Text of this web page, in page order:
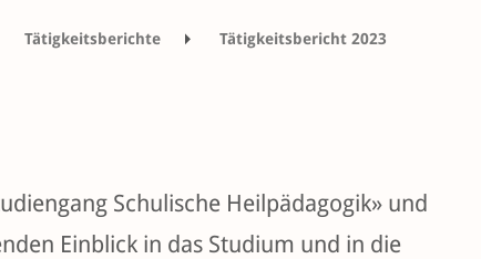
Tätigkeitsberichte
Tätigkeitsbericht 2023
Schulische Heilpädagogik» und
Einblick in das Studium und in die